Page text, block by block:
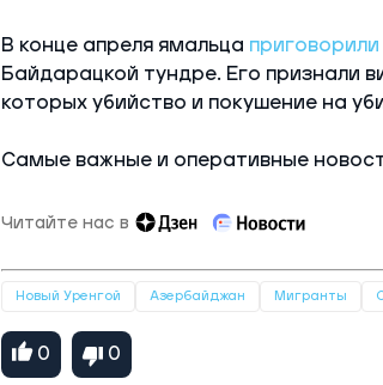
В конце апреля ямальца приговорили
Байдарацкой тундре. Его признали
которых убийство и покушение на
Самые важные и оперативные
Читайте нас в
Новый Уренгой Азербайджан Мигранты
0 0